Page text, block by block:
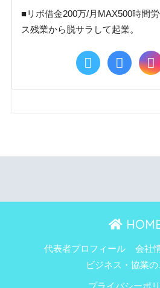
■リボ借金200万/月MAX500時間
ス残業から脱サラして起業。
代表者プロフィール 会社
ビジネス・協業
プライバシーポ